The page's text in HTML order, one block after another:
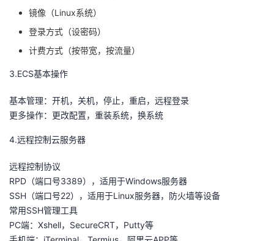
镜像（Linux系统）
登录方式（设密码）
计费方式（按带宽，按流量）
3.ECS基本操作
基本管理：开机，关机，停止，重启，远程登录
更多操作：更改配置，重装系统，换系统
4.远程控制云服务器
远程控制协议
RPD（端口号3389），适用于Windows服务器
SSH（端口号22），适用于Linux服务器，防火墙等设备
常用SSH管理工具
PC端：Xshell，SecureCRT，Putty等